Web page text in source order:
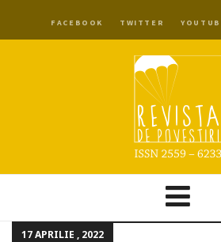
FACEBOOK TWITTER
17 APRILIE , 2022